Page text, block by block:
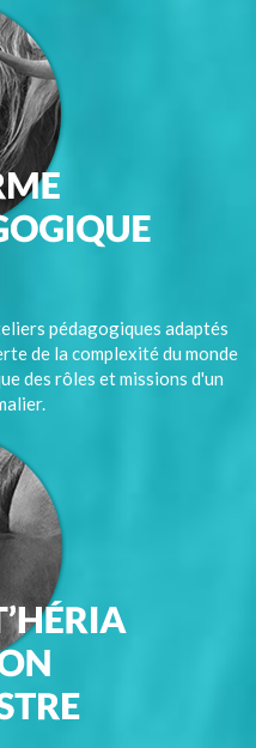
pédagogiques adaptés
de la complexité du monde
des rôles et missions d'un